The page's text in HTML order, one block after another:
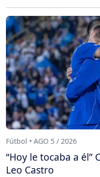
Fútbol • AGO 5 / 2026
“Hoy le tocaba a él”
Leo Castro